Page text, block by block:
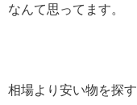
なんて思ってます。
相場より安い物を探す